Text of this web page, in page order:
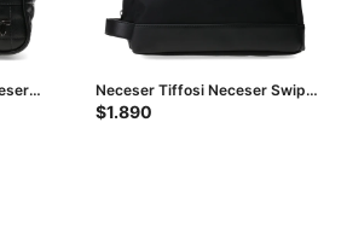
Neceser Tiffosi Neceser Swipe
- Negro
$1.890